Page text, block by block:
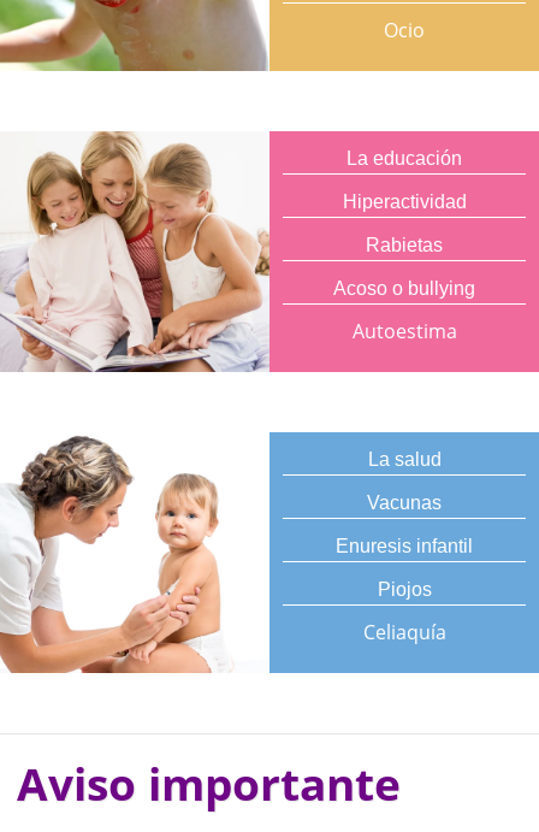
Ocio
La educación
Hiperactividad
Rabietas
Acoso o bullying
Autoestima
La salud
Vacunas
Enuresis infantil
Piojos
Celiaquía
Aviso importante